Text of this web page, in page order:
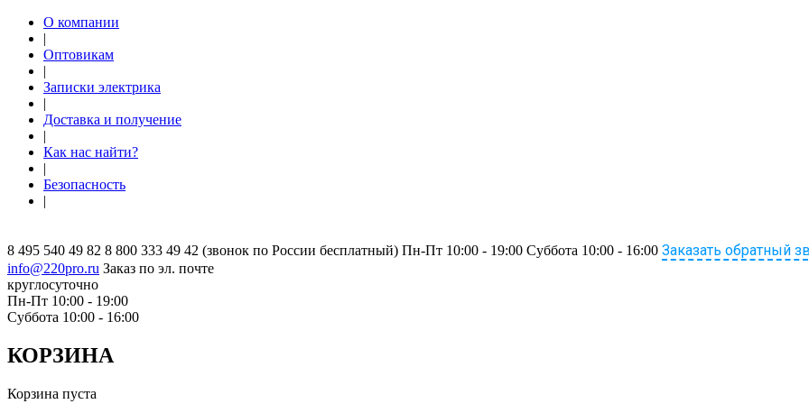
О компании
|
Оптовикам
|
Записки электрика
|
Доставка и получение
|
Как нас найти?
|
Безопасность
|
8 495 540 49 82 8 800 333 49 42 (звонок по России бесплатный) Пн-Пт 10:00 - 19:00 Суббота 10:00 - 16:00 Заказать обратный
info@220pro.ru Заказ по эл. почте
круглосуточно
Пн-Пт 10:00 - 19:00
Суббота 10:00 - 16:00
КОРЗИНА
Корзина пуста